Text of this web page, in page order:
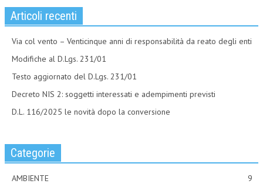
Articoli recenti
Via col vento – Venticinque anni di responsabilità da reato degli enti
Modifiche al D.Lgs. 231/01
Testo aggiornato del D.Lgs. 231/01
Decreto NIS 2: soggetti interessati e adempimenti previsti
D.L. 116/2025 le novità dopo la conversione
Categorie
AMBIENTE
9